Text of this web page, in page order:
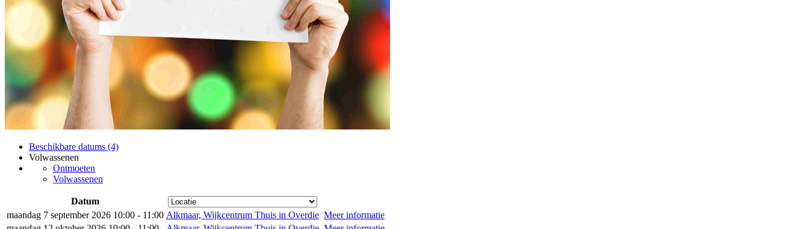
Beschikbare datums (4)
Volwassenen
Ontmoeten
Volwassenen
Datum
maandag 7 september 2026 10:00 - 11:00 Alkmaar, Wijkcentrum Thuis in Overdie Meer informatie